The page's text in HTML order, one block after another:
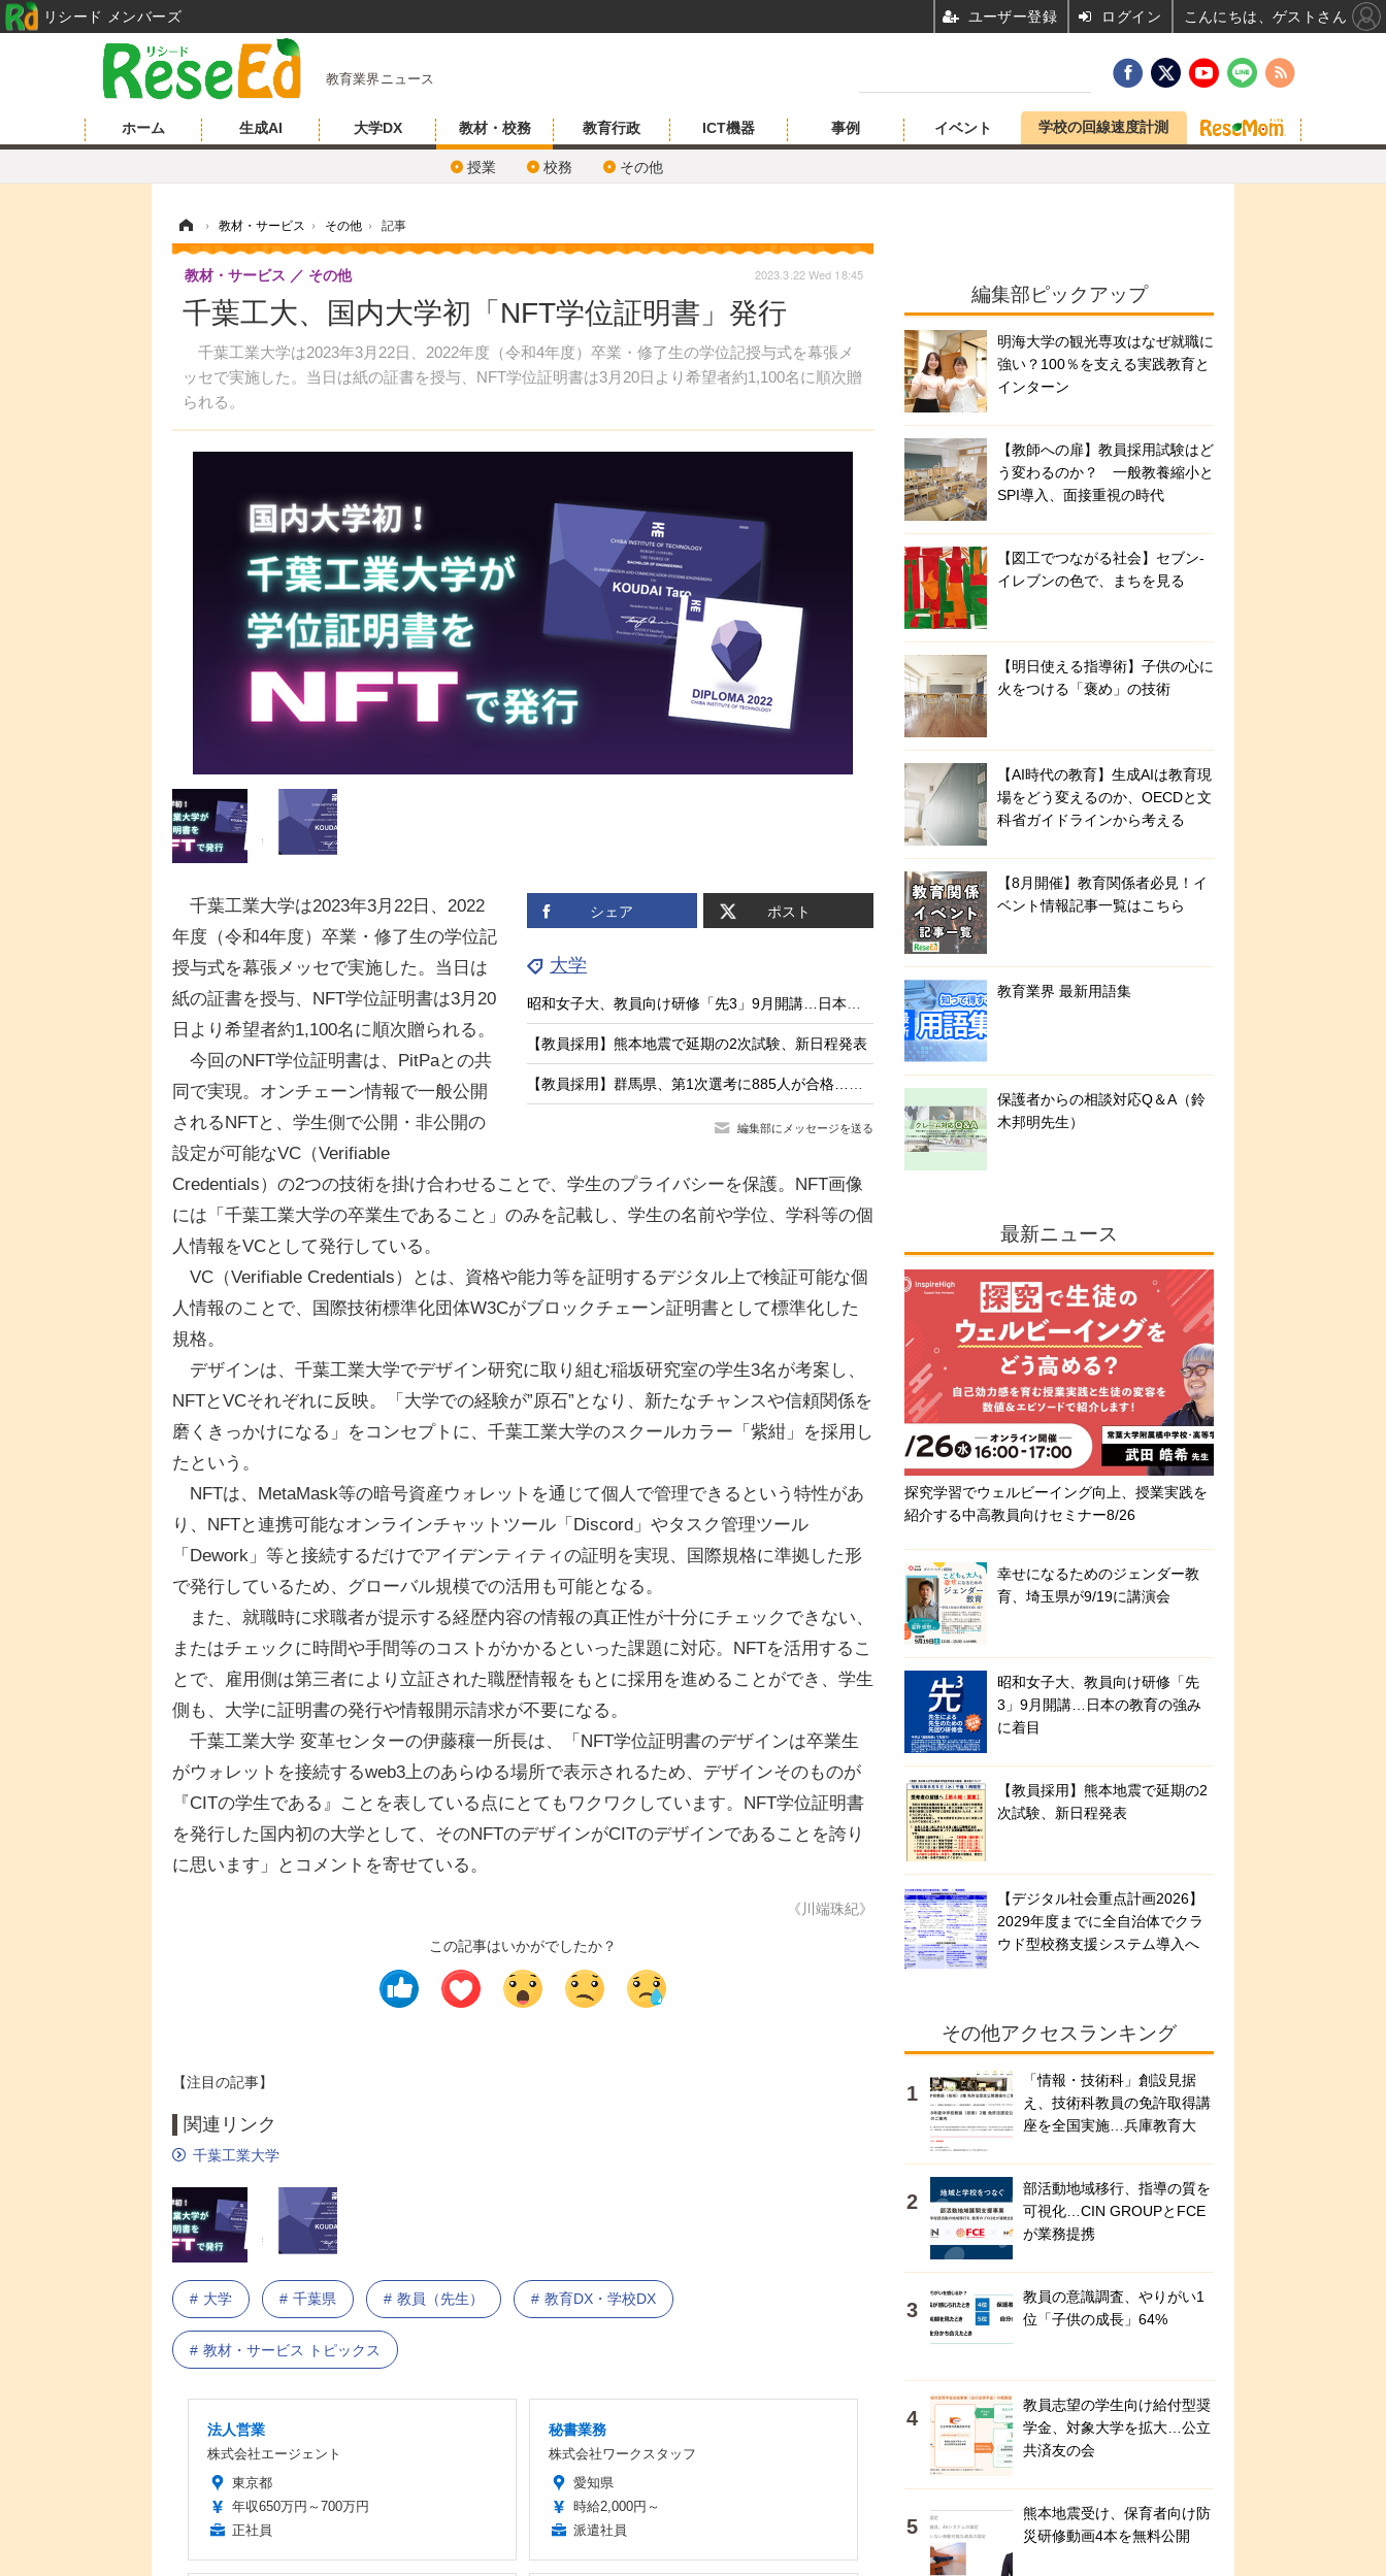
教育業界ニュース
ホーム 生成AI 大学DX 教材・校務
授業 校務 その他
教育行政 ICT機器 事例 イベント 学校の回線速度計測
› 教材・サービス › その他 › 記事
千葉工大、国内大学初「NFT学位証明書」発行
千葉工業大学は2023年3月22日、2022年度（令和4年度）卒業・修了生の学位記授与式を幕張メ
ッセで実施した。当日は紙の証書を授与、NFT学位証明書は3月20日より希望者約1,100名に順次贈
られる。
教材・サービス その他 2023.3.22 Wed 18:45
シェア ポスト
大学
昭和女子大、教員向け研修「先3」9月開講…日本の教育の強みに着目
【教員採用】熊本地震で延期の2次試験、新日程発表
【教員採用】群馬県、第1次選考に885人が合格…大3生273人通過
編集部にメッセージを送る
千葉工業大学は2023年3月22日、2022
年度（令和4年度）卒業・修了生の学位記
授与式を幕張メッセで実施した。当日は
紙の証書を授与、NFT学位証明書は3月20
日より希望者約1,100名に順次贈られる。
今回のNFT学位証明書は、PitPaとの共
同で実現。オンチェーン情報で一般公開
されるNFTと、学生側で公開・非公開の
設定が可能なVC（Verifiable
Credentials）の2つの技術を掛け合わせることで、学生のプライバシーを保護。NFT画像
には「千葉工業大学の卒業生であること」のみを記載し、学生の名前や学位、学科等の個
人情報をVCとして発行している。
VC（Verifiable Credentials）とは、資格や能力等を証明するデジタル上で検証可能な個
人情報のことで、国際技術標準化団体W3Cがブロックチェーン証明書として標準化した
規格。
デザインは、千葉工業大学でデザイン研究に取り組む稲坂研究室の学生3名が考案し、
NFTとVCそれぞれに反映。「大学での経験が”原石”となり、新たなチャンスや信頼関係を
磨くきっかけになる」をコンセプトに、千葉工業大学のスクールカラー「紫紺」を採用し
たという。
NFTは、MetaMask等の暗号資産ウォレットを通じて個人で管理できるという特性があ
り、NFTと連携可能なオンラインチャットツール「Discord」やタスク管理ツール
「Dework」等と接続するだけでアイデンティティの証明を実現、国際規格に準拠した形
で発行しているため、グローバル規模での活用も可能となる。
また、就職時に求職者が提示する経歴内容の情報の真正性が十分にチェックできない、
またはチェックに時間や手間等のコストがかかるといった課題に対応。NFTを活用するこ
とで、雇用側は第三者により立証された職歴情報をもとに採用を進めることができ、学生
側も、大学に証明書の発行や情報開示請求が不要になる。
千葉工業大学 変革センターの伊藤穰一所長は、「NFT学位証明書のデザインは卒業生
がウォレットを接続するweb3上のあらゆる場所で表示されるため、デザインそのものが
『CITの学生である』ことを表している点にとてもワクワクしています。NFT学位証明書
を発行した国内初の大学として、そのNFTのデザインがCITのデザインであることを誇り
に思います」とコメントを寄せている。
《川端珠紀》
この記事はいかがでしたか？
【注目の記事】
関連リンク
千葉工業大学
大学 千葉県 教員（先生） 教育DX・学校DX
教材・サービス トピックス
法人営業
株式会社エージェント
東京都
年収650万円～700万円
正社員
秘書業務
株式会社ワークスタッフ
愛知県
時給2,000円～
派遣社員
編集部ピックアップ
明海大学の観光専攻はなぜ就職に
強い？100％を支える実践教育と
インターン
【教師への扉】教員採用試験はど
う変わるのか？ 一般教養縮小と
SPI導入、面接重視の時代
【図工でつながる社会】セブン‐
イレブンの色で、まちを見る
【明日使える指導術】子供の心に
火をつける「褒め」の技術
【AI時代の教育】生成AIは教育現
場をどう変えるのか、OECDと文
科省ガイドラインから考える
【8月開催】教育関係者必見！イ
ベント情報記事一覧はこちら
教育業界 最新用語集
保護者からの相談対応Q＆A（鈴
木邦明先生）
最新ニュース
探究学習でウェルビーイング向上、授業実践を
紹介する中高教員向けセミナー8/26
幸せになるためのジェンダー教
育、埼玉県が9/19に講演会
昭和女子大、教員向け研修「先
3」9月開講…日本の教育の強み
に着目
【教員採用】熊本地震で延期の2
次試験、新日程発表
【デジタル社会重点計画2026】
2029年度までに全自治体でクラ
ウド型校務支援システム導入へ
その他アクセスランキング
「情報・技術科」創設見据
え、技術科教員の免許取得講
座を全国実施…兵庫教育大
部活動地域移行、指導の質を
可視化…CIN GROUPとFCE
が業務提携
教員の意識調査、やりがい1
位「子供の成長」64%
教員志望の学生向け給付型奨
学金、対象大学を拡大…公立
共済友の会
熊本地震受け、保育者向け防
災研修動画4本を無料公開
リシード メンバーズ ユーザー登録 ログイン こんにちは、ゲストさん